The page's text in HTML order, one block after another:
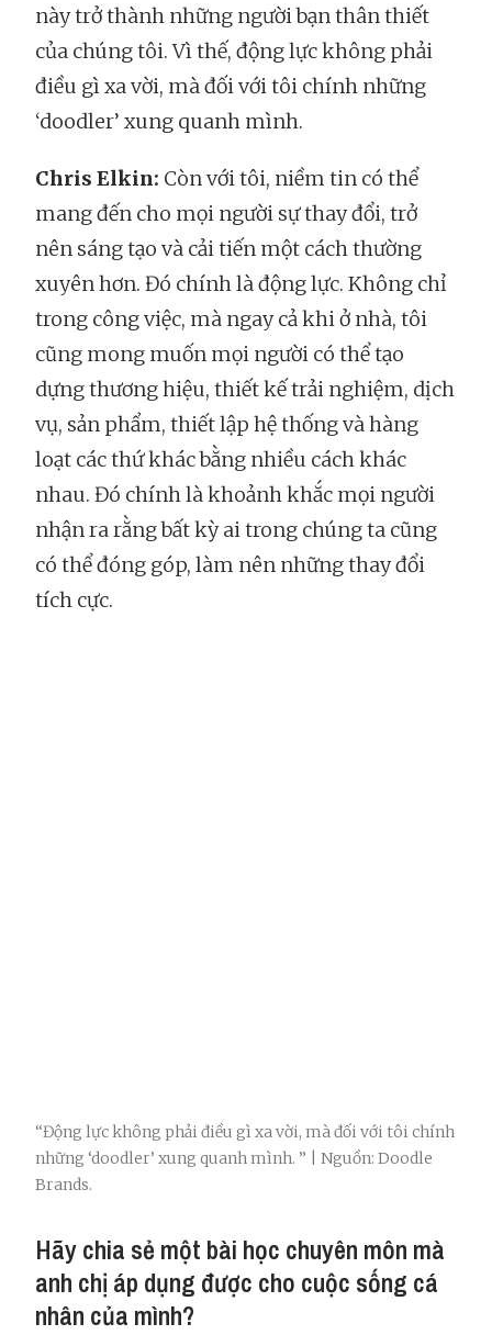
này trở thành những người bạn thân thiết
của chúng tôi. Vì thế, động lực không phải
điều gì xa vời, mà đối với tôi chính những
‘doodler’ xung quanh mình.
Chris Elkin: Còn với tôi, niềm tin có thể
mang đến cho mọi người sự thay đổi, trở
nên sáng tạo và cải tiến một cách thường
xuyên hơn. Đó chính là động lực. Không chỉ
trong công việc, mà ngay cả khi ở nhà, tôi
cũng mong muốn mọi người có thể tạo
dựng thương hiệu, thiết kế trải nghiệm, dịch
vụ, sản phẩm, thiết lập hệ thống và hàng
loạt các thứ khác bằng nhiều cách khác
nhau. Đó chính là khoảnh khắc mọi người
nhận ra rằng bất kỳ ai trong chúng ta cũng
có thể đóng góp, làm nên những thay đổi
tích cực.
“Động lực không phải điều gì xa vời, mà đối với tôi chính
những ‘doodler’ xung quanh mình. ” | Nguồn: Doodle
Brands.
Hãy chia sẻ một bài học chuyên môn mà
anh chị áp dụng được cho cuộc sống cá
nhân của mình?